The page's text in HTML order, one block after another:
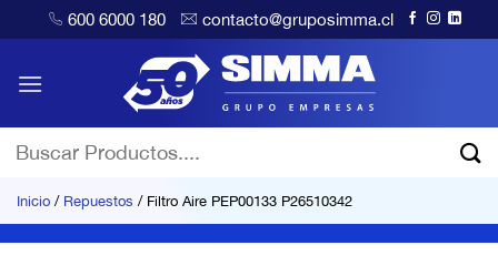
al
600 6000 180 contacto@gruposimma.cl
por:
Inicio / Repuestos / Filtro Aire PEP00133 P26510342